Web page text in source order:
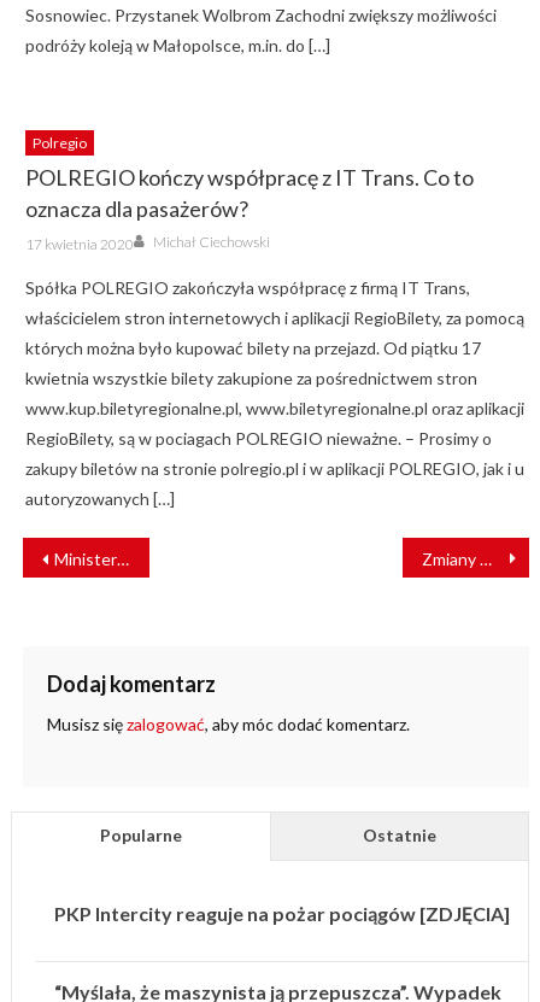
Sosnowiec. Przystanek Wolbrom Zachodni zwiększy możliwości
podróży koleją w Małopolsce, m.in. do […]
Polregio
POLREGIO kończy współpracę z IT Trans. Co to
oznacza dla pasażerów?
Posted
on
17 kwietnia 2020 Author
Michał Ciechowski
Spółka POLREGIO zakończyła współpracę z firmą IT Trans,
właścicielem stron internetowych i aplikacji RegioBilety, za pomocą
których można było kupować bilety na przejazd. Od piątku 17
kwietnia wszystkie bilety zakupione za pośrednictwem stron
www.kup.biletyregionalne.pl, www.biletyregionalne.pl oraz aplikacji
RegioBilety, są w pociagach POLREGIO nieważne. – Prosimy o
zakupy biletów na stronie polregio.pl i w aplikacji POLREGIO, jak i u
autoryzowanych […]
NAWIGACJA
WPISU
Minister Klimczak o rozwoju kolei i konkurencji na torach Zmiany w zarządzie spółki PKP Intercity
Dodaj komentarz
Musisz sięzalogować, aby móc dodać komentarz.
Popularne Ostatnie
PKP Intercity reaguje na pożar pociągów [ZDJĘCIA]
“Myślała, że maszynista ją przepuszcza”. Wypadek